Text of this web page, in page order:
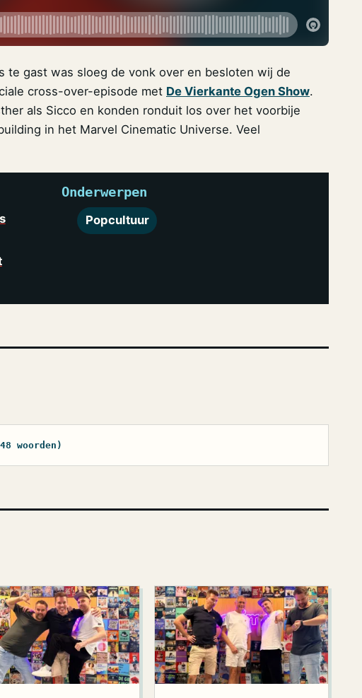
te gast was sloeg de vonk over en besloten wij de
cross-over-episode met De Vierkante Ogen Show.
als Sicco en konden ronduit los over het voorbije
in het Marvel Cinematic Universe. Veel
Onderwerpen
Popcultuur
woorden)